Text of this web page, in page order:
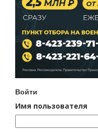
Войти
Имя пользователя